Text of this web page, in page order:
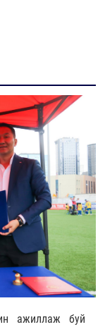
ажиллаж буй